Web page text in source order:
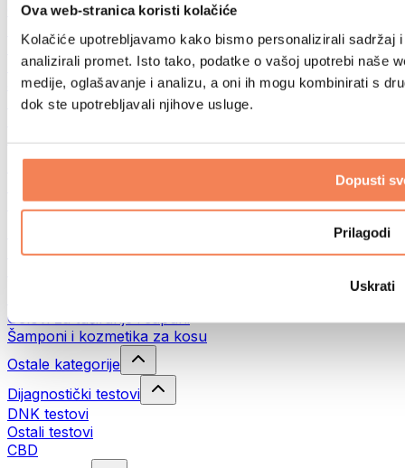
Ova web-stranica koristi kolačiće
Kolačiće upotrebljavamo kako bismo personalizirali sadržaj
analizirali promet. Isto tako, podatke o vašoj upotrebi naše
medije, oglašavanje i analizu, a oni ih mogu kombinirati s
dok ste upotrebljavali njihove usluge.
Dopusti
Prilagodi
Uskrati
Oprema prema aktivnosti
Trčanje
Borilački sportovi
Biciklizam
Joga i pilates
Terapija hladnom vodom
Planinarenje
Filteri i vrčevi za vodu
Deterdženti za rublje
Gelovi za tuširanje i sapuni
Šamponi i kozmetika za kosu
Ostale kategorije
Dijagnostički testovi
DNK testovi
Ostali testovi
CBD